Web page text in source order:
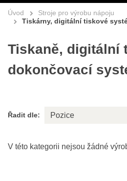
Úvod
Stroje pro výrobu nápoju
Tiskárny, digitální tiskové
Tiskaně, digitální
dokončovací
Řadit dle: